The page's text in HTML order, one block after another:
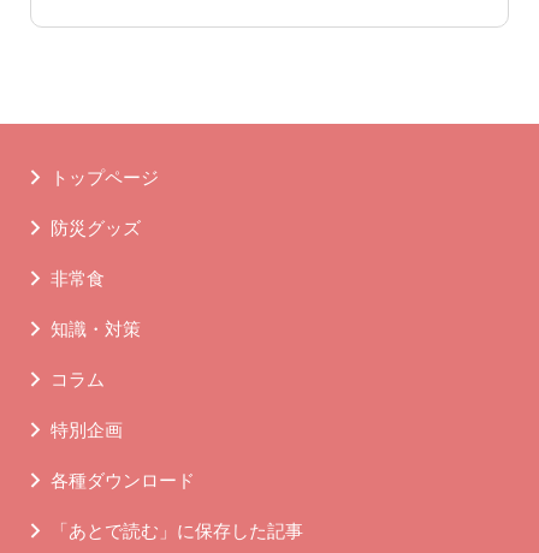
トップページ
防災グッズ
非常食
知識・対策
コラム
特別企画
各種ダウンロード
「あとで読む」に保存した記事